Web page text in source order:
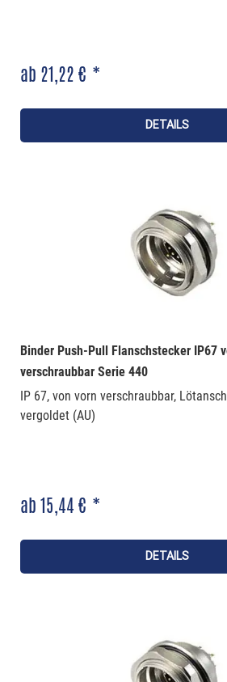
ab 21,22 € *
DETAILS
Binder Push-Pull Flanschstecker IP67
verschraubbar Serie 440
IP 67, von vorn verschraubbar,
vergoldet (AU)
ab 15,44 € *
DETAILS